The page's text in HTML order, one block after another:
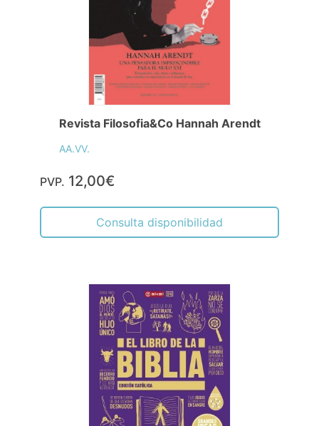
Revista Filosofia&Co Hannah Arendt
AA.VV.
PVP. 12,00€
Consulta disponibilidad